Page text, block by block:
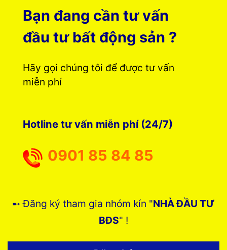
Bạn đang cần tư vấn
đầu tư bất động sản ?
Hãy gọi chúng tôi để được tư vấn
miễn phí
Hotline tư vấn miễn phí (24/7)
0901 85 84 85
➸ Đăng ký tham gia nhóm kín "NHÀ ĐẦU TƯ
BĐS" !